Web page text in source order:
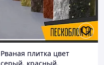
Рваная плитка цвет